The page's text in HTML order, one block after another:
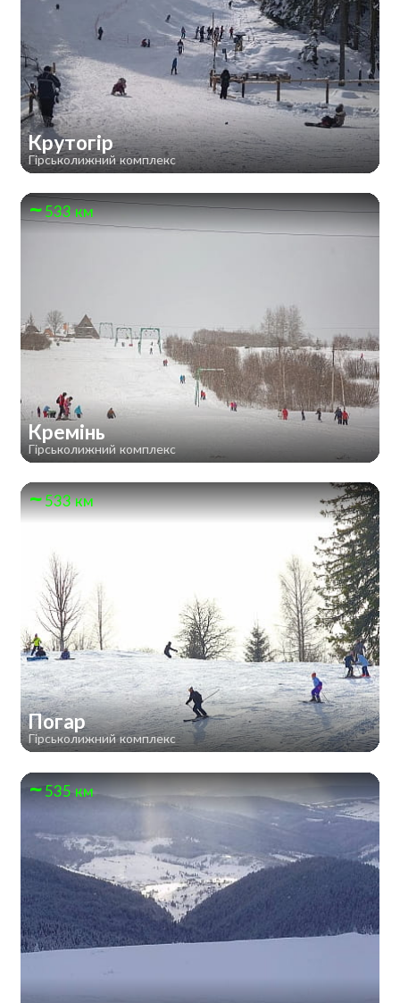
Крутогір
Гірськолижний комплекс
533 км
Кремінь
Гірськолижний комплекс
533 км
Погар
Гірськолижний комплекс
535 км